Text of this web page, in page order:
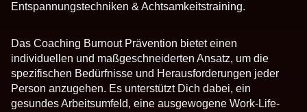
Entspannungstechniken & Achtsamkeitstraining.
Das Coaching Burnout Prävention bietet einen
individuellen und maßgeschneiderten Ansatz, um die
spezifischen Bedürfnisse und Herausforderungen jeder
Person anzugehen. Es unterstützt Dich dabei, ein
gesundes Arbeitsumfeld, eine ausgewogene Work-Life-